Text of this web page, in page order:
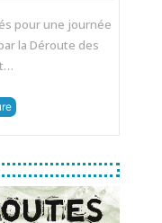
pour une journée
la Déroute des